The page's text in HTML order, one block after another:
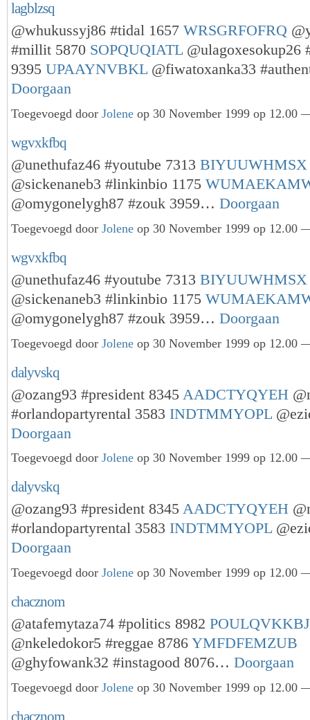
lagblzsq
@whukussyj86 #tidal 1657 WRSGRFOFRQ
#millit 5870 SOPQUQIATL @ulagoxesokup26
9395 UPAAYNVBKL @fiwatoxanka33
Doorgaan
Toegevoegd door Jolene op 30 November 1999 op 12.00
wgvxkfbq
@unethufaz46 #youtube 7313 BIYUUWHMSX
@sickenaneb3 #linkinbio 1175
@omygonelygh87 #zouk 3959… Doorgaan
Toegevoegd door Jolene op 30 November 1999 op 12.00
wgvxkfbq
@unethufaz46 #youtube 7313 BIYUUWHMSX
@sickenaneb3 #linkinbio 1175
@omygonelygh87 #zouk 3959… Doorgaan
Toegevoegd door Jolene op 30 November 1999 op 12.00
dalyvskq
@ozang93 #president 8345 AADCTYQYEH
#orlandopartyrental 3583 INDTMMYOPL
Doorgaan
Toegevoegd door Jolene op 30 November 1999 op 12.00
dalyvskq
@ozang93 #president 8345 AADCTYQYEH
#orlandopartyrental 3583 INDTMMYOPL
Doorgaan
Toegevoegd door Jolene op 30 November 1999 op 12.00
chacznom
@atafemytaza74 #politics 8982 POULQVKKBJ
@nkeledokor5 #reggae 8786 YMFDFEMZUB
@ghyfowank32 #instagood 8076… Doorgaan
Toegevoegd door Jolene op 30 November 1999 op 12.00
chacznom